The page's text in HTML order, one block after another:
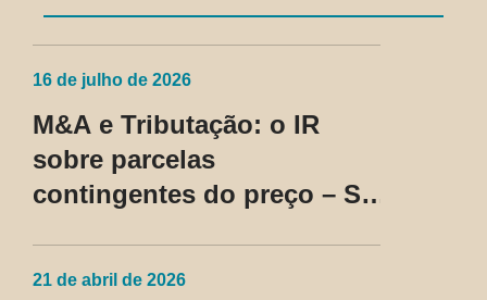
16 de julho de 2026
M&A e Tributação: o IR
sobre parcelas
contingentes do preço – SC
21 de abril de 2026